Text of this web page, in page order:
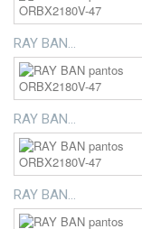
RAY BAN...
RAY BAN...
RAY BAN...